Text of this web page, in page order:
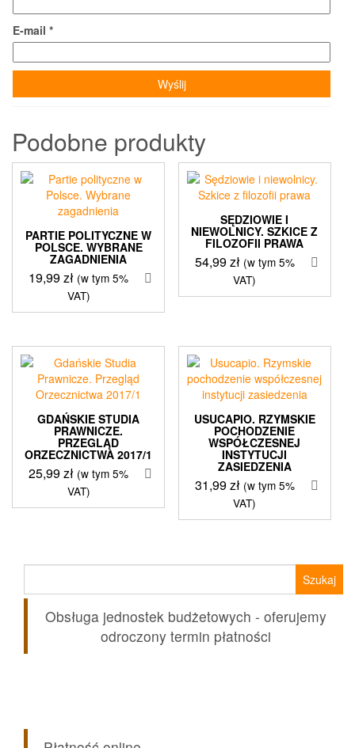
E-mail *
Podobne produkty
PARTIE POLITYCZNE W
POLSCE. WYBRANE
ZAGADNIENIA
19,99zł (w tym 5%
VAT)
SĘDZIOWIE I
NIEWOLNICY. SZKICE Z
FILOZOFII PRAWA
54,99zł (w tym 5%
VAT)
GDAŃSKIE STUDIA
PRAWNICZE.
PRZEGLĄD
ORZECZNICTWA 2017/1
25,99zł (w tym 5%
VAT)
USUCAPIO. RZYMSKIE
POCHODZENIE
WSPÓŁCZESNEJ
INSTYTUCJI
ZASIEDZENIA
31,99zł (w tym 5%
VAT)
Obsługa jednostek budżetowych - oferujemy
odroczony termin płatności